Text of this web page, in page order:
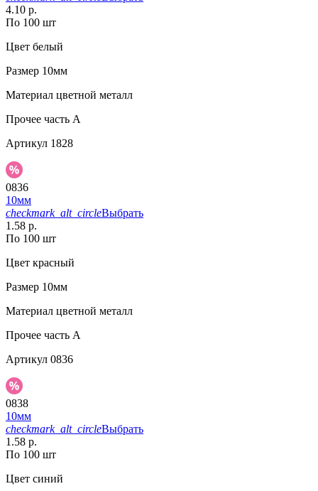
4.10 р.
По 100 шт
Цвет белый
Размер 10мм
Материал цветной металл
Прочее часть A
Артикул 1828
0836
10мм
checkmark_alt_circleВыбрать
1.58 р.
По 100 шт
Цвет красный
Размер 10мм
Материал цветной металл
Прочее часть A
Артикул 0836
0838
10мм
checkmark_alt_circleВыбрать
1.58 р.
По 100 шт
Цвет синий